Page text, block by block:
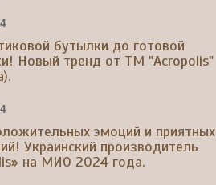
бутылки до готовой
Новый тренд от ТМ "Acropolis"
эмоций и приятных
Украинский производитель
на МИО 2024 года.